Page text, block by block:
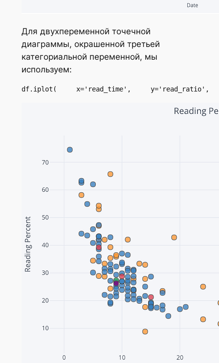
Для двухпеременной точечной
диаграммы, окрашенной третьей
категориальной переменной, мы
используем:
df.iplot(     x='read_time',     y='read_ratio',